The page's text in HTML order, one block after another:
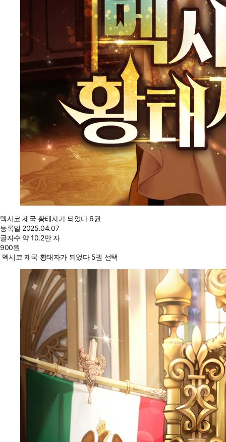
멕시코 제국 황태자가 되었다 6권
등록일 2025.04.07
글자수 약 10.2만 자
900원
멕시코 제국 황태자가 되었다 5권 선택